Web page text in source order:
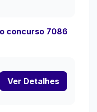
concurso 7086
Ver Detalhes